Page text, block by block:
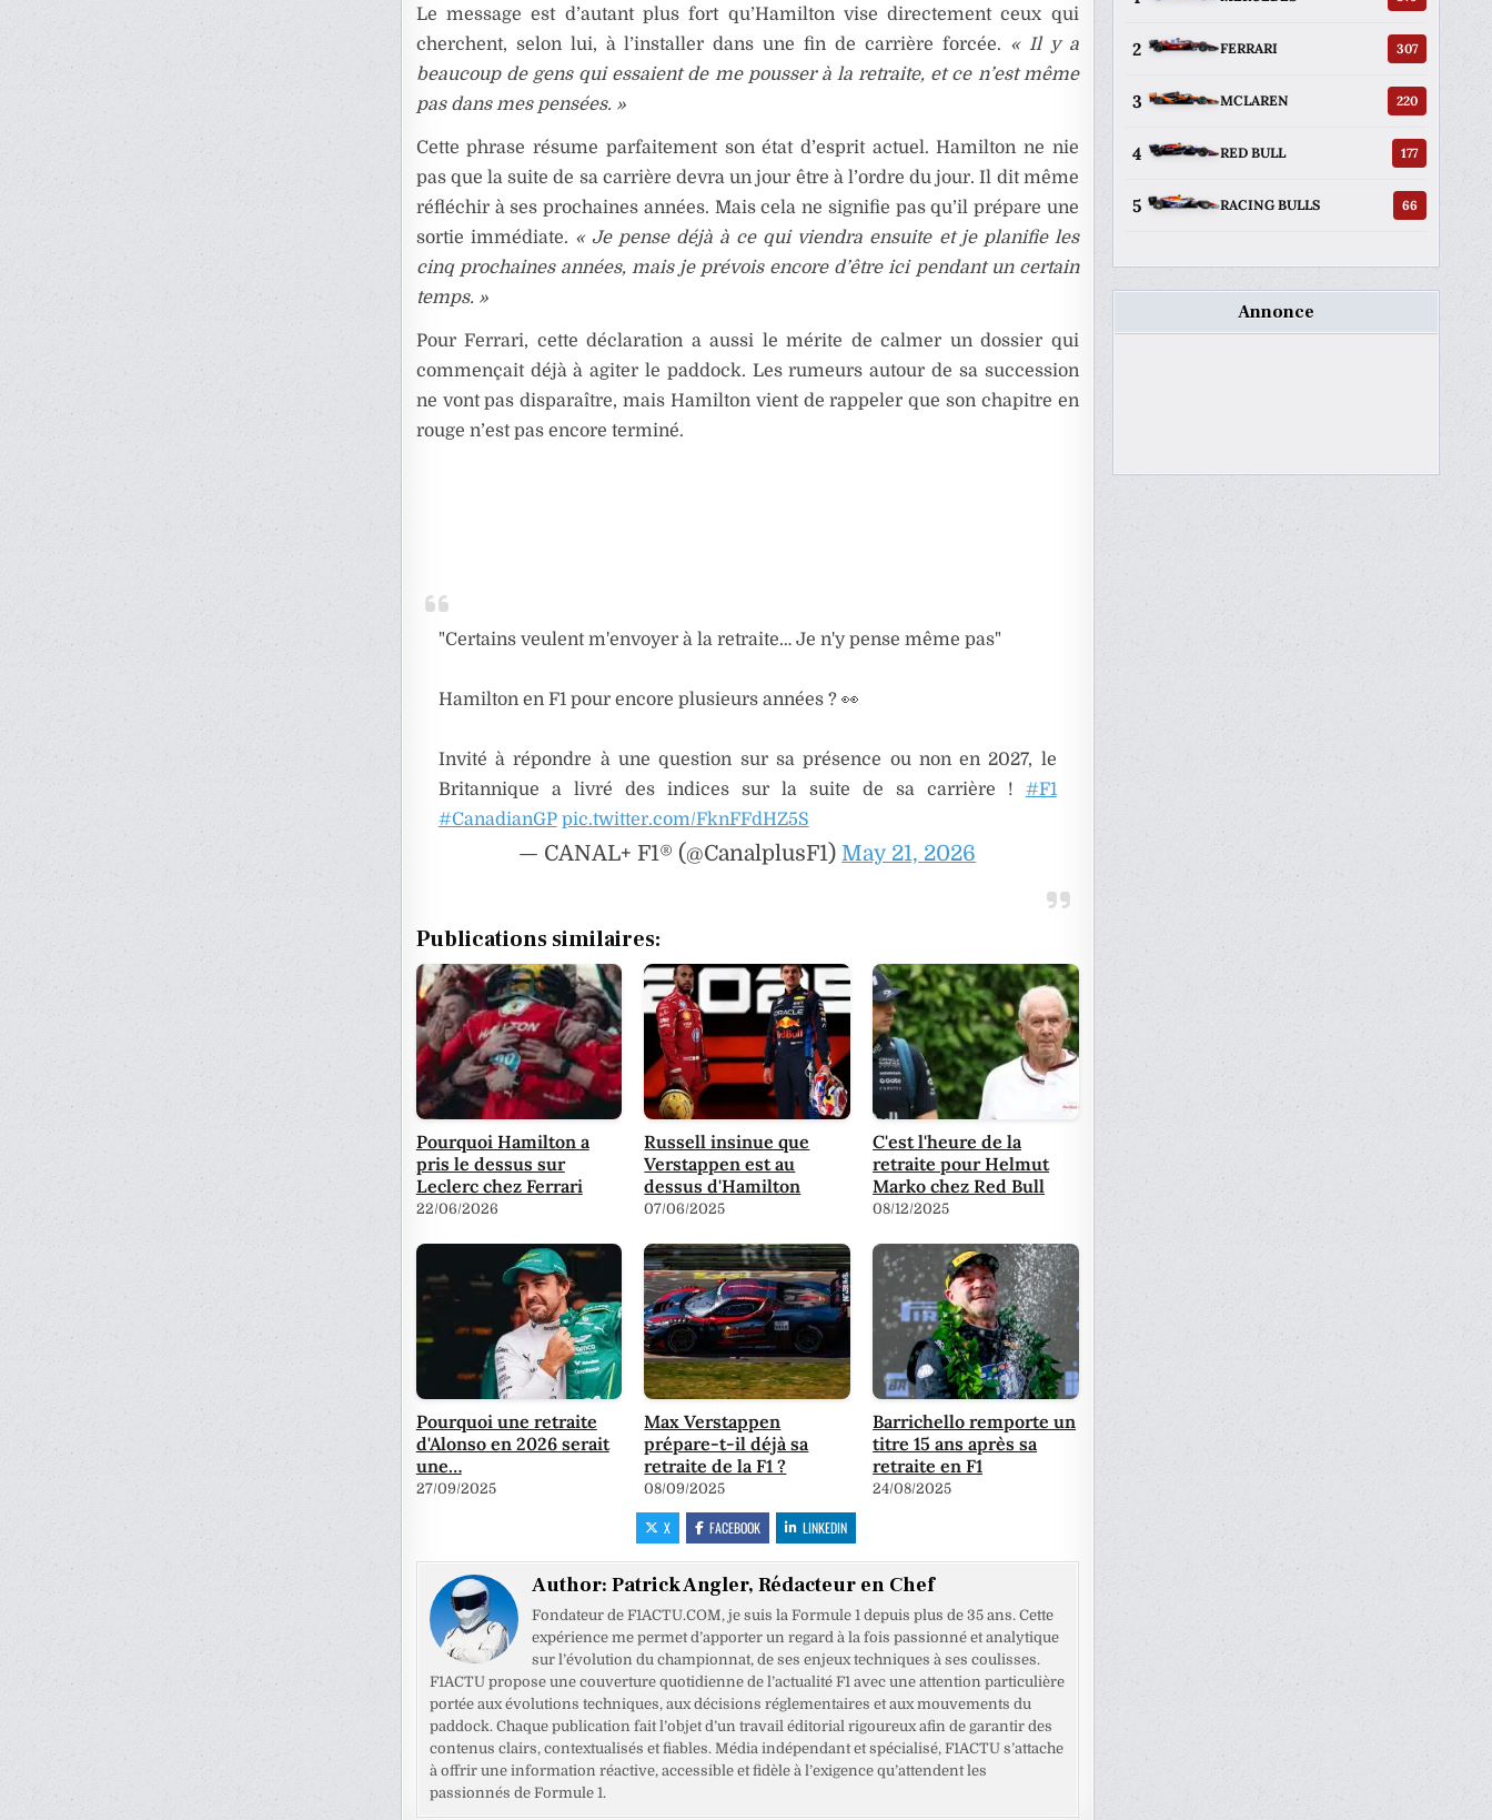
Le message est d’autant plus fort qu’Hamilton vise directement ceux qui
cherchent, selon lui, à l’installer dans une fin de carrière forcée. « Il y a
beaucoup de gens qui essaient de me pousser à la retraite, et ce n’est même
pas dans mes pensées. »
Cette phrase résume parfaitement son état d’esprit actuel. Hamilton ne nie
pas que la suite de sa carrière devra un jour être à l’ordre du jour. Il dit même
réfléchir à ses prochaines années. Mais cela ne signifie pas qu’il prépare une
sortie immédiate. « Je pense déjà à ce qui viendra ensuite et je planifie les
cinq prochaines années, mais je prévois encore d’être ici pendant un certain
temps. »
Pour Ferrari, cette déclaration a aussi le mérite de calmer un dossier qui
commençait déjà à agiter le paddock. Les rumeurs autour de sa succession
ne vont pas disparaître, mais Hamilton vient de rappeler que son chapitre en
rouge n’est pas encore terminé.
"Certains veulent m'envoyer à la retraite… Je n'y pense même pas"
Hamilton en F1 pour encore plusieurs années ? 👀
Invité à répondre à une question sur sa présence ou non en 2027, le
Britannique a livré des indices sur la suite de sa carrière ! #F1
#CanadianGP pic.twitter.com/FknFFdHZ5S
— CANAL+ F1® (@CanalplusF1) May 21, 2026
Publications similaires:
Pourquoi Hamilton a
pris le dessus sur
Leclerc chez Ferrari
22/06/2026
Russell insinue que
Verstappen est au
dessus d'Hamilton
07/06/2025
C'est l'heure de la
retraite pour Helmut
Marko chez Red Bull
08/12/2025
Pourquoi une retraite
d'Alonso en 2026 serait
une…
27/09/2025
Max Verstappen
prépare-t-il déjà sa
retraite de la F1 ?
08/09/2025
Barrichello remporte un
titre 15 ans après sa
retraite en F1
24/08/2025
X FACEBOOK LINKEDIN
Author: Patrick Angler, Rédacteur en Chef
Fondateur de F1ACTU.COM, je suis la Formule 1 depuis plus de 35 ans. Cette
expérience me permet d’apporter un regard à la fois passionné et analytique
sur l’évolution du championnat, de ses enjeux techniques à ses coulisses.
F1ACTU propose une couverture quotidienne de l’actualité F1 avec une attention particulière
portée aux évolutions techniques, aux décisions réglementaires et aux mouvements du
paddock. Chaque publication fait l’objet d’un travail éditorial rigoureux afin de garantir des
contenus clairs, contextualisés et fiables. Média indépendant et spécialisé, F1ACTU s’attache
à offrir une information réactive, accessible et fidèle à l’exigence qu’attendent les
passionnés de Formule 1.
2 FERRARI 307
3 MCLAREN 220
4 RED BULL 177
5 RACING BULLS 66
Annonce